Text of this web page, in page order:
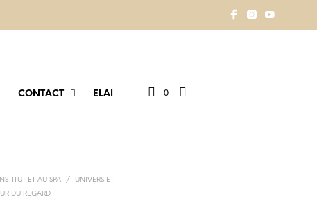
CONTACT ELAI 0
ET AU SPA /
UNIVERS ET
DU REGARD